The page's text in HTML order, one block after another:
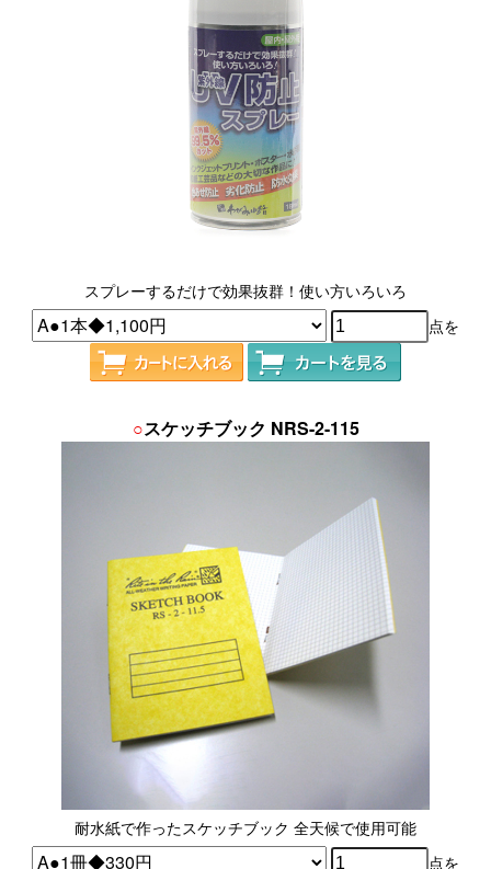
スプレーするだけで効果抜群！使い方いろいろ
点を
○スケッチブック NRS-2-115
耐水紙で作ったスケッチブック 全天候で使用可能
点を